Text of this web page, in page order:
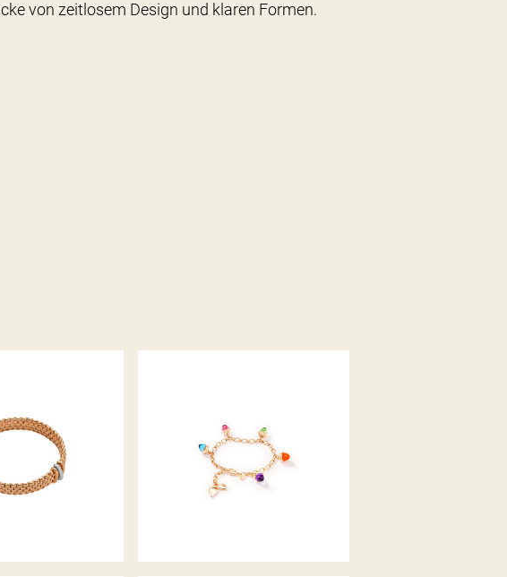
von zeitlosem Design und klaren Formen.
PANORAMA
ARMBAND CANDY